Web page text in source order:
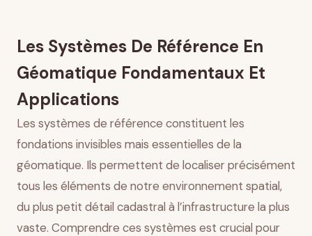
positionnement
Applications sectorielles des systèmes de
référence
Les défis actuels de la transformation et de
l’harmonisation
Évolutions futures des systèmes de référence
Les Systèmes De Référence En
Géomatique Fondamentaux Et
Applications
Les systèmes de référence constituent les
fondations invisibles mais essentielles de la
géomatique. Ils permettent de localiser précisément
tous les éléments de notre environnement spatial,
du plus petit détail cadastral à l’infrastructure la plus
vaste. Comprendre ces systèmes est crucial pour